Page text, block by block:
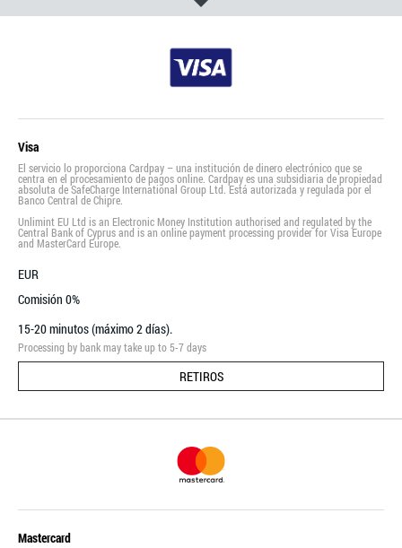
Visa
El servicio lo proporciona Cardpay – una institución de dinero electrónico que se
centra en el procesamiento de pagos online. Cardpay es una subsidiaria de propiedad
absoluta de SafeCharge International Group Ltd. Está autorizada y regulada por el
Banco Central de Chipre.
Unlimint EU Ltd is an Electronic Money Institution authorised and regulated by the
Central Bank of Cyprus and is an online payment processing provider for Visa Europe
and MasterCard Europe.
EUR
Comisión 0%
15-20 minutos (máximo 2 días).
Processing by bank may take up to 5-7 days
RETIROS
Mastercard